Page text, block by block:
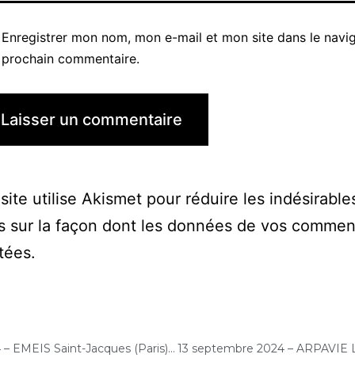
Enregistrer mon nom, mon e-mail et mon site dans le
prochain commentaire.
utilise Akismet pour réduire les
sur la façon dont les données de vos
.
10 septembre 2024 – EMEIS Saint-Jacques (Paris) : Concert « Cello Solo »